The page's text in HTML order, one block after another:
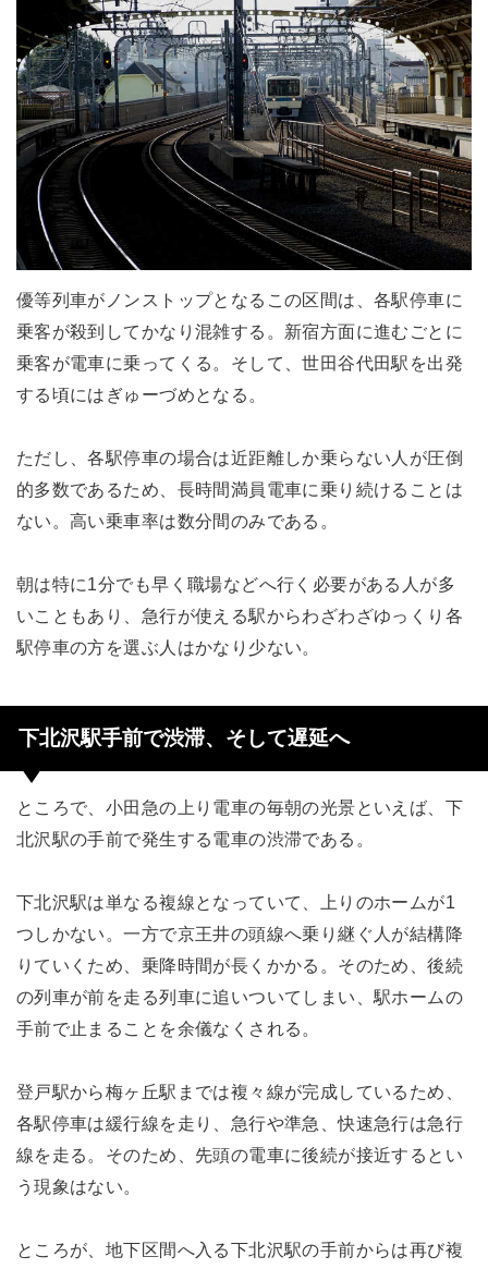
優等列車がノンストップとなるこの区間は、各駅停車に
乗客が殺到してかなり混雑する。新宿方面に進むごとに
乗客が電車に乗ってくる。そして、世田谷代田駅を出発
する頃にはぎゅーづめとなる。
ただし、各駅停車の場合は近距離しか乗らない人が圧倒
的多数であるため、長時間満員電車に乗り続けることは
ない。高い乗車率は数分間のみである。
朝は特に1分でも早く職場などへ行く必要がある人が多
いこともあり、急行が使える駅からわざわざゆっくり各
駅停車の方を選ぶ人はかなり少ない。
下北沢駅手前で渋滞、そして遅延へ
ところで、小田急の上り電車の毎朝の光景といえば、下
北沢駅の手前で発生する電車の渋滞である。
下北沢駅は単なる複線となっていて、上りのホームが1
つしかない。一方で京王井の頭線へ乗り継ぐ人が結構降
りていくため、乗降時間が長くかかる。そのため、後続
の列車が前を走る列車に追いついてしまい、駅ホームの
手前で止まることを余儀なくされる。
登戸駅から梅ヶ丘駅までは複々線が完成しているため、
各駅停車は緩行線を走り、急行や準急、快速急行は急行
線を走る。そのため、先頭の電車に後続が接近するとい
う現象はない。
ところが、地下区間へ入る下北沢駅の手前からは再び複